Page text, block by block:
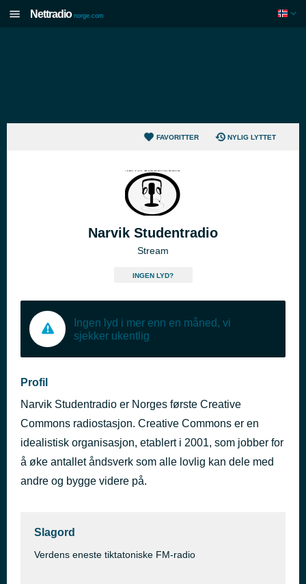
Nettradio norge.com
FAVORITTER NYLIG LYTTET
Narvik Studentradio
Stream
INGEN LYD?
Ingen lyd i mer enn en måned, vi
sjekker ukentlig
Profil
Narvik Studentradio er Norges første Creative
Commons radiostasjon. Creative Commons er en
idealistisk organisasjon, etablert i 2001, som jobber for
å øke antallet åndsverk som alle lovlig kan dele med
andre og bygge videre på.
Slagord
Verdens eneste tiktatoniske FM-radio